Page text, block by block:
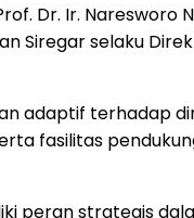
Dr. Ir.
Siregarselaku
adaptif terhadap
fasilitas
peran strategis